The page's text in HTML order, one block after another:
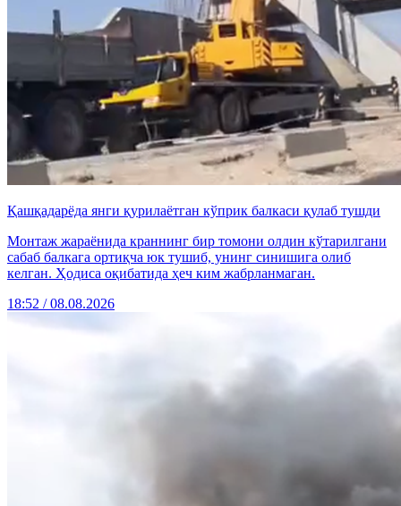
Қашқадарёда янги қурилаётган кўприк балкаси қулаб тушди
Монтаж жараёнида краннинг бир томони олдин кўтарилгани
сабаб балкага ортиқча юк тушиб, унинг синишига олиб
келган. Ҳодиса оқибатида ҳеч ким жабрланмаган.
18:52 / 08.08.2026